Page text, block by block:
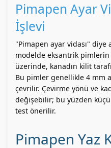
Pimapen Ayar
İşlevi
"Pimapen ayar vidası" diye
modelde eksantrik
üzerinde, kanadın kilit
Bu pimler genellikle 4 mm
çevrilir. Çevirme yönü ve
değişebilir; bu yüzden
test önerilir.
Pimapen Yaz